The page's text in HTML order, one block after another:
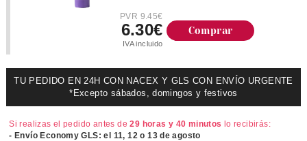
PVR 9.45€
6.30€
IVA incluido
Comprar
TU PEDIDO EN 24H CON NACEX Y GLS CON ENVÍO URGENTE
*Excepto sábados, domingos y festivos
Si realizas el pedido antes de29 horas y 40 minutos lo recibirás:
- Envío Economy GLS: el 11, 12 o 13 de agosto